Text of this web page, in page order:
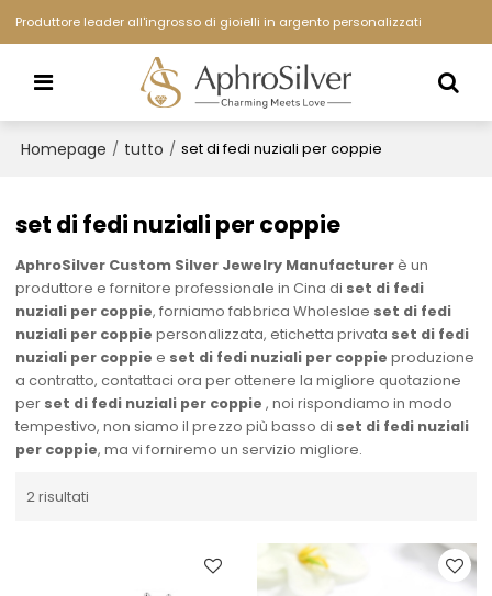
Produttore leader all'ingrosso di gioielli in argento personalizzati
Homepage / tutto / set di fedi nuziali per coppie
set di fedi nuziali per coppie
AphroSilver Custom Silver Jewelry Manufacturerè un
produttore e fornitore professionale in Cina di set di fedi
nuziali per coppie, forniamo fabbrica Wholeslae set di fedi
nuziali per coppie personalizzata, etichetta privata set di fedi
nuziali per coppie e set di fedi nuziali per coppie produzione
a contratto, contattaci ora per ottenere la migliore quotazione
per set di fedi nuziali per coppie , noi rispondiamo in modo
tempestivo, non siamo il prezzo più basso di set di fedi nuziali
per coppie, ma vi forniremo un servizio migliore.
2 risultati